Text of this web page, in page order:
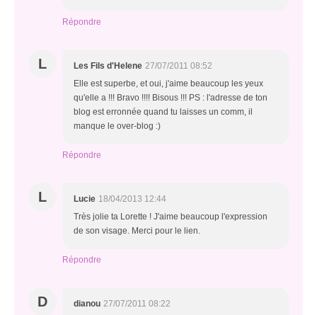
Répondre
L Les Fils d'Helene 27/07/2011 08:52
Elle est superbe, et oui, j'aime beaucoup les yeux
qu'elle a !!! Bravo !!!! Bisous !!! PS : l'adresse de ton
blog est erronnée quand tu laisses un comm, il
manque le over-blog :)
Répondre
L Lucie 18/04/2013 12:44
Très jolie ta Lorette ! J'aime beaucoup l'expression
de son visage. Merci pour le lien.
Répondre
D dianou 27/07/2011 08:22